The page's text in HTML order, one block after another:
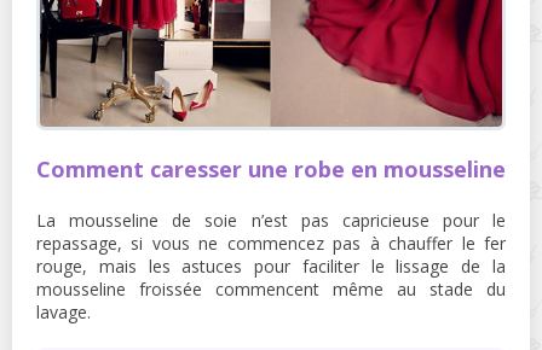
Comment caresser une robe en mousseline
La mousseline de soie n’est pas capricieuse pour le
repassage, si vous ne commencez pas à chauffer le fer
rouge, mais les astuces pour faciliter le lissage de la
mousseline froissée commencent même au stade du
lavage.